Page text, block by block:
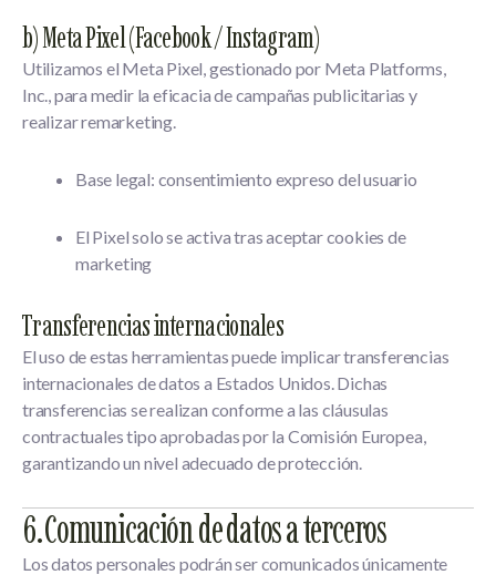
b) Meta Pixel (Facebook / Instagram)
Utilizamos el Meta Pixel , gestionado por Meta Platforms,
Inc. , para medir la eficacia de campañas publicitarias y
realizar remarketing.
Base legal: consentimiento expreso del usuario
El Pixel solo se activa tras aceptar cookies de
marketing
Transferencias internacionales
El uso de estas herramientas puede implicar transferencias
internacionales de datos a Estados Unidos. Dichas
transferencias se realizan conforme a las cláusulas
contractuales tipo aprobadas por la Comisión Europea
garantizando un nivel adecuado de protección.
6. Comunicación de datos a terceros
Los datos personales podrán ser comunicados únicamente